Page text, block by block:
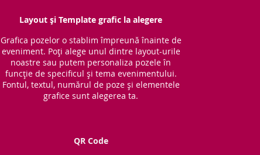
Layout și Template grafic la alegere
Grafica pozelor o stablim împreună înainte de
eveniment. Poți alege unul dintre layout-urile
noastre sau putem personaliza pozele în
funcție de specificul și tema evenimentului.
Fontul, textul, numărul de poze și elementele
grafice sunt alegerea ta.
QR Code